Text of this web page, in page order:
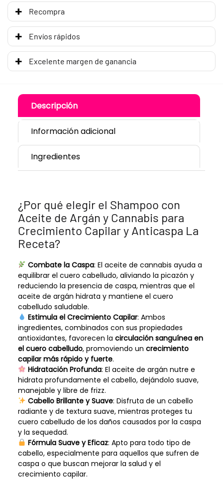
Recompra
Envíos rápidos
Excelente margen de ganancia
Descripción
Información adicional
Ingredientes
¿Por qué elegir el Shampoo con
Aceite de Argán y Cannabis para
Crecimiento Capilar y Anticaspa La
Receta?
Combate la Caspa: El aceite de cannabis ayuda a
equilibrar el cuero cabelludo, aliviando la picazón y
reduciendo la presencia de caspa, mientras que el
aceite de argán hidrata y mantiene el cuero
cabelludo saludable.
Estimula el Crecimiento Capilar: Ambos
ingredientes, combinados con sus propiedades
antioxidantes, favorecen la circulación sanguínea en
el cuero cabelludo, promoviendo un crecimiento
capilar más rápido y fuerte.
Hidratación Profunda: El aceite de argán nutre e
hidrata profundamente el cabello, dejándolo suave,
manejable y libre de frizz.
Cabello Brillante y Suave: Disfruta de un cabello
radiante y de textura suave, mientras proteges tu
cuero cabelludo de los daños causados por la caspa
y la sequedad.
Fórmula Suave y Eficaz: Apto para todo tipo de
cabello, especialmente para aquellos que sufren de
caspa o que buscan mejorar la salud y el
crecimiento capilar.